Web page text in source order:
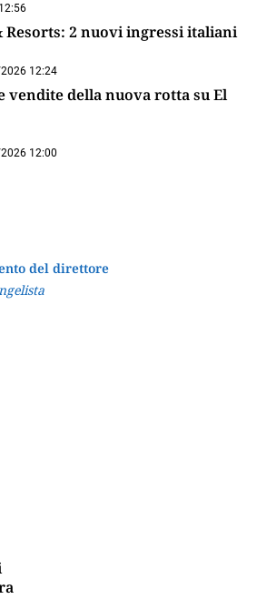
Resorts: 2 nuovi ingressi italiani
12:24
vendite della nuova rotta su El
12:00
del direttore